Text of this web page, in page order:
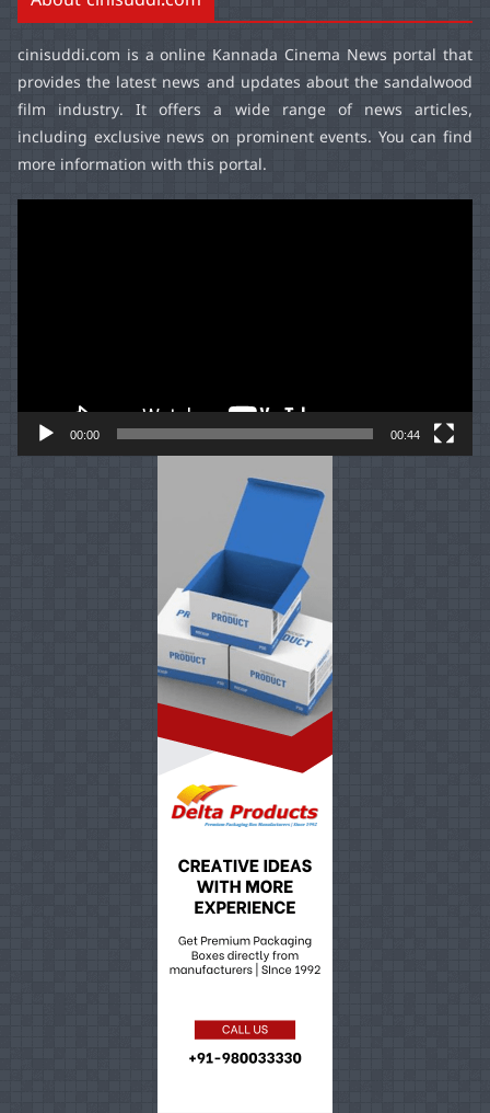
cinisuddi.com is a online Kannada Cinema News portal that
provides the latest news and updates about the sandalwood
film industry. It offers a wide range of news articles,
including exclusive news on prominent events. You can find
more information with this portal.
00:00 00:44